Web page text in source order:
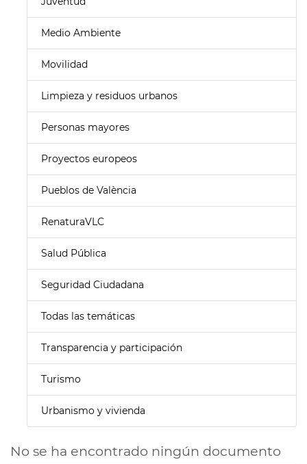
Medio Ambiente
Movilidad
Limpieza y residuos urbanos
Personas mayores
Proyectos europeos
Pueblos de València
RenaturaVLC
Salud Pública
Seguridad Ciudadana
Todas las temáticas
Transparencia y participación
Turismo
Urbanismo y vivienda
No se ha encontrado ningún documento